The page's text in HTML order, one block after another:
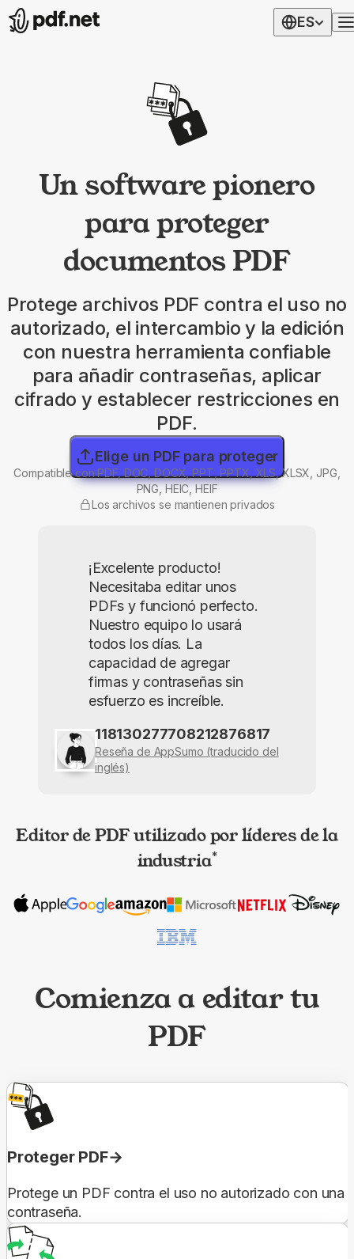
ES
Un software pionero
para proteger
documentos PDF
Protege archivos PDF contra el uso no
autorizado, el intercambio y la edición
con nuestra herramienta confiable
para añadir contraseñas, aplicar
cifrado y establecer restricciones en
PDF.
Elige un PDF para proteger
Compatible con PDF, DOC, DOCX, PPT, PPTX, XLS, XLSX, JPG,
PNG, HEIC, HEIF
Los archivos se mantienen privados
¡Excelente producto!
Necesitaba editar unos
PDFs y funcionó perfecto.
Nuestro equipo lo usará
todos los días. La
capacidad de agregar
firmas y contraseñas sin
esfuerzo es increíble.
118130277708212876817
Reseña de AppSumo (traducido del
inglés)
Editor de PDF utilizado por líderes de la
industria*
Comienza a editar tu
PDF
Proteger PDF
Protege un PDF contra el uso no autorizado con una
contraseña.